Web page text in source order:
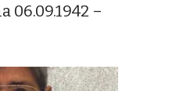
06.09.1942 –